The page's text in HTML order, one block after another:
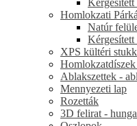
Homlokzati
Natúr
Kérgesített
XPS kültéri
Ablakszettek -
Mennyezeti lap
Rozetták
3D felirat -